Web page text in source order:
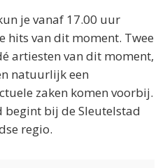
je vanaf 17.00 uur
hits van dit moment. Twee
artiesten van dit moment,
natuurlijk een
zaken komen voorbij.
begint bij de Sleutelstad
regio.